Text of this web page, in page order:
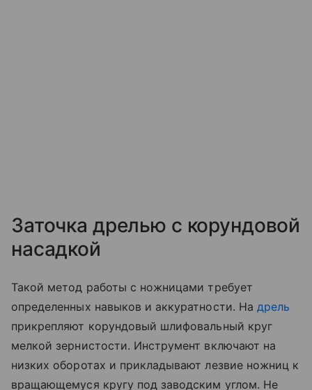
Заточка дрелью с корундовой
насадкой
Такой метод работы с ножницами требует
определенных навыков и аккуратности. На дрель
прикрепляют корундовый шлифовальный круг
мелкой зернистости. Инструмент включают на
низких оборотах и прикладывают лезвие ножниц к
вращающемуся кругу под заводским углом. Не